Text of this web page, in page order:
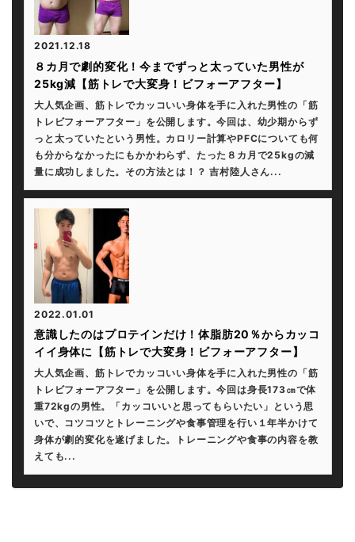
2021.12.18
８カ月で劇的変化！今までずっと太っていた男性が
25kg減【筋トレで大変身！ビフォーアフター】
大人気企画、筋トレでカッコいい身体を手に入れた男性の「筋
トレビフォーアフター」を公開します。今回は、幼少期からず
っと太っていたという男性。カロリー計算やPFCについても何
も分からなかったにもかかわらず、たった８カ月で25kgの減
量に成功しました。その方法とは！？ 吉村陸人さん...
2022.01.01
意識したのはプロテインだけ！体脂肪20％からカッコ
イイ身体に【筋トレで大変身！ビフォーアフター】
大人気企画、筋トレでカッコいい身体を手に入れた男性の「筋
トレビフォーアフター」を公開します。今回は身長173㎝で体
重72kgの男性。「カッコいいと思ってもらいたい」という思
いで、コツコツとトレーニングや食事管理を行い１年半かけて
身体が劇的変化を遂げました。トレーニングや食事の内容を教
えても...